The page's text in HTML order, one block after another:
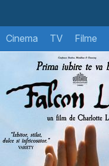
Cinema TV Filme